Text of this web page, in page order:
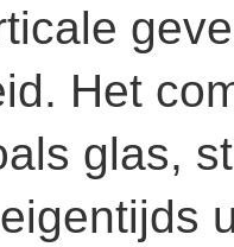
Het
glas,